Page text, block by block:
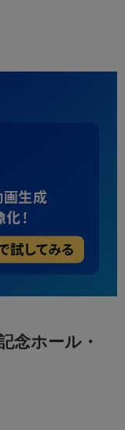
念ホール・